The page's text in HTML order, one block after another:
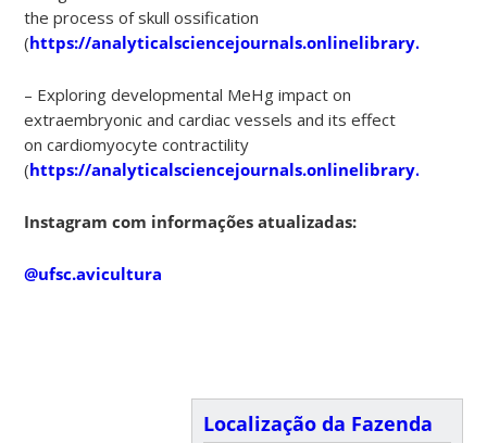
the process of skull ossification
(https://
– Exploring developmental MeHg impact on
extraembryonic and cardiac vessels and its effect
on cardiomyocyte contractility
(https://
Instagram com informações atualizadas:
@ufsc.avicultura
Localização da Fazenda